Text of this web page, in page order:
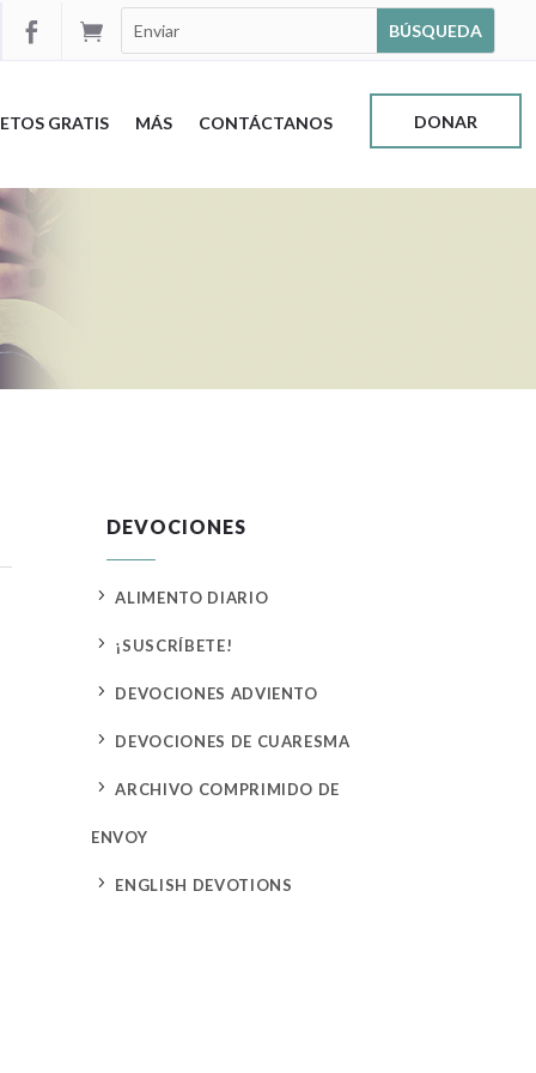


GRATIS MÁS CONTÁCTANOS DONAR
DEVOCIONES
5 ALIMENTO DIARIO
5 ¡SUSCRÍBETE!
5 DEVOCIONES ADVIENTO
5 DEVOCIONES DE CUARESMA
5 ARCHIVO COMPRIMIDO DE
ENVOY
5 ENGLISH DEVOTIONS